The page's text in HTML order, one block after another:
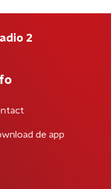
2
de app